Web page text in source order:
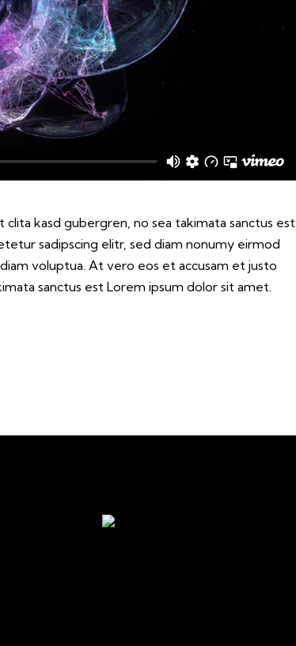
kasd gubergren, no sea takimata sanctus est
sadipscing elitr, sed diam nonumy eirmod
voluptua. At vero eos et accusam et justo
sanctus est Lorem ipsum dolor sit amet.